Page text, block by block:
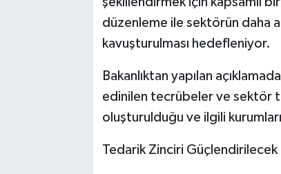
düzenleme ile sektörün daha
kavuşturulması hedefleniyor.
Bakanlıktan yapılan
edinilen tecrübeler ve sektör
oluşturulduğu ve ilgili
Tedarik Zinciri Güçlendirilecek